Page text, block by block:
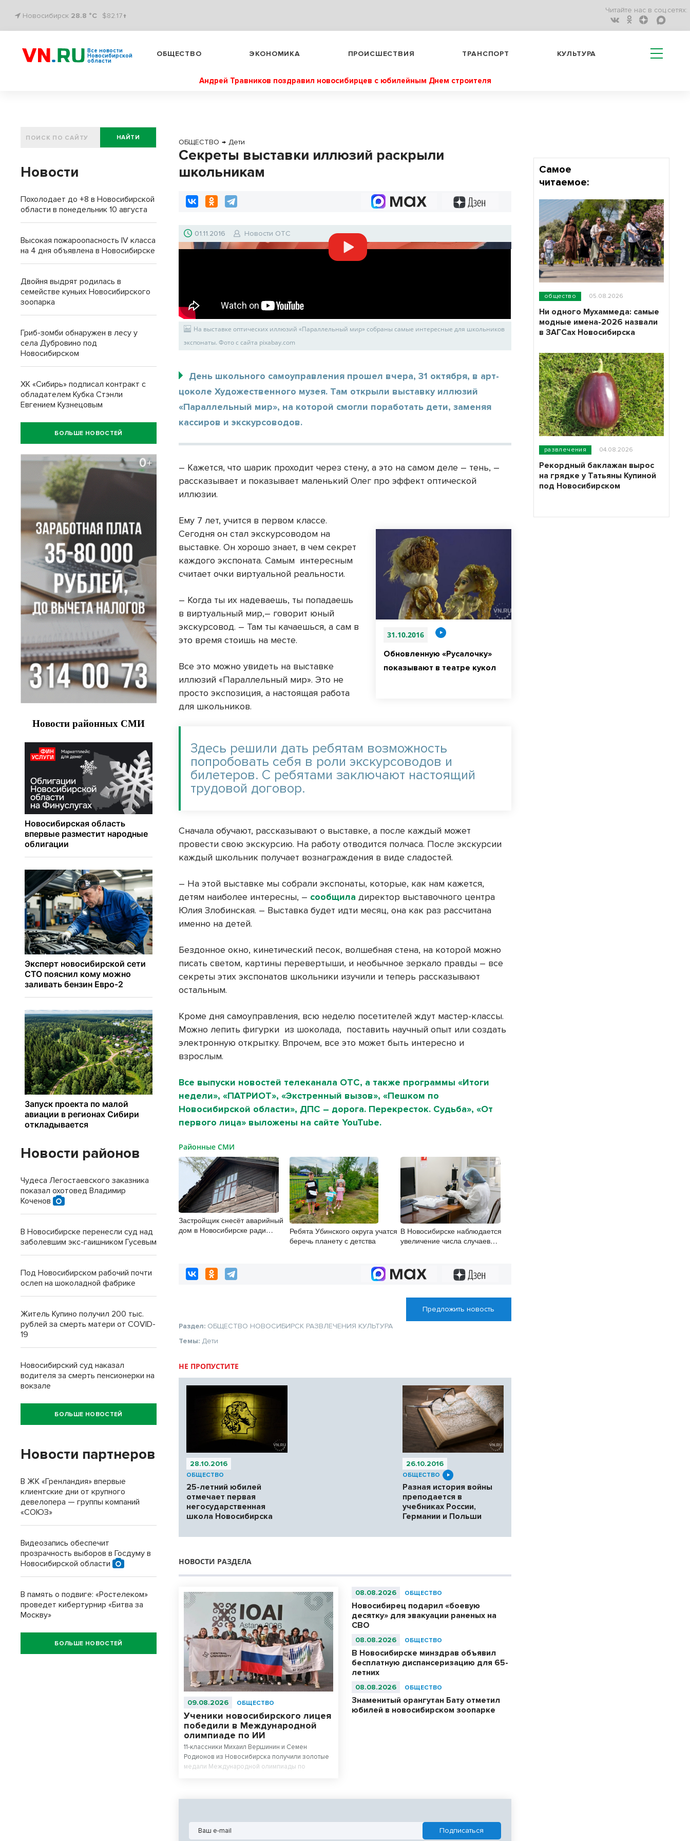
Новосибирск 28.8 °C $82.17↑
Читайте нас в соц.сетях:
Все новости
Новосибирской
области
ОБЩЕСТВО ЭКОНОМИКА ПРОИСШЕСТВИЯ ТРАНСПОРТ КУЛЬТУРА
Андрей Травников поздравил новосибирцев с юбилейным Днем строителя
ОБЩЕСТВО → Дети
Секреты выставки иллюзий раскрыли
школьникам
01.11.2016 Новости ОТС
На выставке оптических иллюзий «Параллельный мир» собраны самые интересные для школьников
экспонаты. Фото с сайта pixabay.com
День школьного самоуправления прошел вчера, 31 октября, в арт-
цоколе Художественного музея. Там открыли выставку иллюзий
«Параллельный мир», на которой смогли поработать дети, заменяя
кассиров и экскурсоводов.
– Кажется, что шарик проходит через стену, а это на самом деле – тень, –
рассказывает и показывает маленький Олег про эффект оптической
иллюзии.
31.10.2016
Обновленную «Русалочку»
показывают в театре кукол
Ему 7 лет, учится в первом классе.
Сегодня он стал экскурсоводом на
выставке. Он хорошо знает, в чем секрет
каждого экспоната. Самым интересным
считает очки виртуальной реальности.
– Когда ты их надеваешь, ты попадаешь
в виртуальный мир,– говорит юный
экскурсовод. – Там ты качаешься, а сам в
это время стоишь на месте.
Все это можно увидеть на выставке
иллюзий «Параллельный мир». Это не
просто экспозиция, а настоящая работа
для школьников.
Здесь решили дать ребятам возможность
попробовать себя в роли экскурсоводов и
билетеров. С ребятами заключают настоящий
трудовой договор.
Сначала обучают, рассказывают о выставке, а после каждый может
провести свою экскурсию. На работу отводится полчаса. После экскурсии
каждый школьник получает вознаграждения в виде сладостей.
– На этой выставке мы собрали экспонаты, которые, как нам кажется,
детям наиболее интересны, – сообщила директор выставочного центра
Юлия Злобинская. – Выставка будет идти месяц, она как раз рассчитана
именно на детей.
Бездонное окно, кинетический песок, волшебная стена, на которой можно
писать светом, картины перевертыши, и необычное зеркало правды – все
секреты этих экспонатов школьники изучили и теперь рассказывают
остальным.
Кроме дня самоуправления, всю неделю посетителей ждут мастер-классы.
Можно лепить фигурки из шоколада, поставить научный опыт или создать
электронную открытку. Впрочем, все это может быть интересно и
взрослым.
Все выпуски новостей телеканала ОТС, а также программы «Итоги
недели», «ПАТРИОТ», «Экстренный вызов», «Пешком по
Новосибирской области», ДПС – дорога. Перекресток. Судьба», «От
первого лица» выложены на сайтеYouTube.
Районные СМИ
Застройщик снесёт аварийный
дом в Новосибирске ради
Ребята Убинского округа учатся
беречь планету с детства
В Новосибирске наблюдается
увеличение числа случаев
Предложить новость
Раздел: ОБЩЕСТВО НОВОСИБИРСК РАЗВЛЕЧЕНИЯ КУЛЬТУРА
Темы: Дети
НЕ ПРОПУСТИТЕ
28.10.2016
ОБЩЕСТВО
25-летний юбилей
отмечает первая
негосударственная
школа Новосибирска
26.10.2016
ОБЩЕСТВО
Разная история войны
преподается в
учебниках России,
Германии и Польши
НОВОСТИ РАЗДЕЛА
09.08.2026 ОБЩЕСТВО
Ученики новосибирского лицея
победили в Международной
олимпиаде по ИИ
11-классники Михаил Вершинин и Семен
Родионов из Новосибирска получили золотые
медали Международной олимпиады по
08.08.2026 ОБЩЕСТВО
Новосибирец подарил «боевую
десятку» для эвакуации раненых на
СВО
08.08.2026 ОБЩЕСТВО
В Новосибирске минздрав объявил
бесплатную диспансеризацию для 65-
летних
08.08.2026 ОБЩЕСТВО
Знаменитый орангутан Бату отметил
юбилей в новосибирском зоопарке
НАЙТИ
Новости
Похолодает до +8 в Новосибирской
области в понедельник 10 августа
Высокая пожароопасность IV класса
на 4 дня объявлена в Новосибирске
Двойня выдрят родилась в
семействе куньих Новосибирского
зоопарка
Гриб-зомби обнаружен в лесу у
села Дубровино под
Новосибирском
ХК «Сибирь» подписал контракт с
обладателем Кубка Стэнли
Евгением Кузнецовым
БОЛЬШЕ НОВОСТЕЙ
Новости районов
Чудеса Легостаевского заказника
показал охотовед Владимир
Коченов
В Новосибирске перенесли суд над
заболевшим экс-гаишником Гусевым
Под Новосибирском рабочий почти
ослеп на шоколадной фабрике
Житель Купино получил 200 тыс.
рублей за смерть матери от COVID-
19
Новосибирский суд наказал
водителя за смерть пенсионерки на
вокзале
БОЛЬШЕ НОВОСТЕЙ
Новости партнеров
В ЖК «Гренландия» впервые
клиентские дни от крупного
девелопера — группы компаний
«СОЮЗ»
Видеозапись обеспечит
прозрачность выборов в Госдуму в
Новосибирской области
В память о подвиге: «Ростелеком»
проведет кибертурнир «Битва за
Москву»
БОЛЬШЕ НОВОСТЕЙ
Самое
читаемое:
общество 05.08.2026
Ни одного Мухаммеда: самые
модные имена-2026 назвали
в ЗАГСах Новосибирска
развлечения 04.08.2026
Рекордный баклажан вырос
на грядке у Татьяны Купиной
под Новосибирском